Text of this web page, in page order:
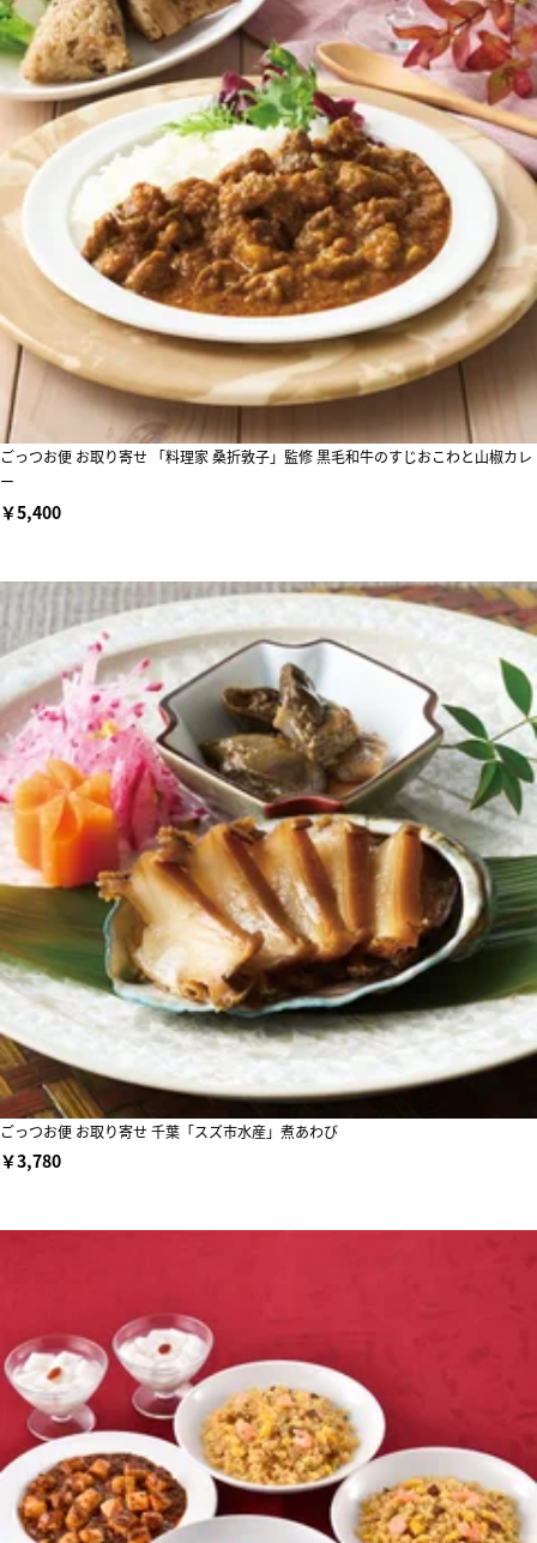
ごっつお便 お取り寄せ 「料理家 桑折敦子」監修 黒毛和牛のすじおこわと山椒カレ
ー
￥5,400
ごっつお便 お取り寄せ 千葉「スズ市水産」煮あわび
￥3,780